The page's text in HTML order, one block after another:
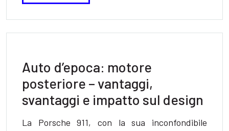
Auto d’epoca: motore
posteriore – vantaggi,
svantaggi e impatto sul design
La Porsche 911, con la sua inconfondibile